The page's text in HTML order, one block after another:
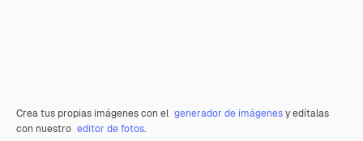
Crea tus propias imágenes con el generador de imágenesy edítalas
con nuestro editor de fotos.